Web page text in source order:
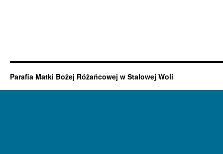
Parafia Matki Bożej Różańcowej w Stalowej Woli